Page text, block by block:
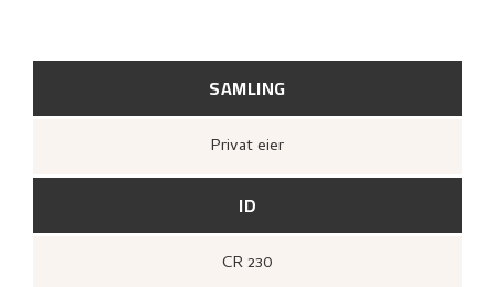
SAMLING
Privat eier
ID
CR 230